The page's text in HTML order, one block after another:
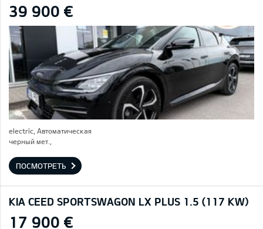
39 900 €
electric, Автоматическая
черный мет.,
ПОСМОТРЕТЬ
KIA CEED SPORTSWAGON LX PLUS 1.5 (117 KW)
17 900 €